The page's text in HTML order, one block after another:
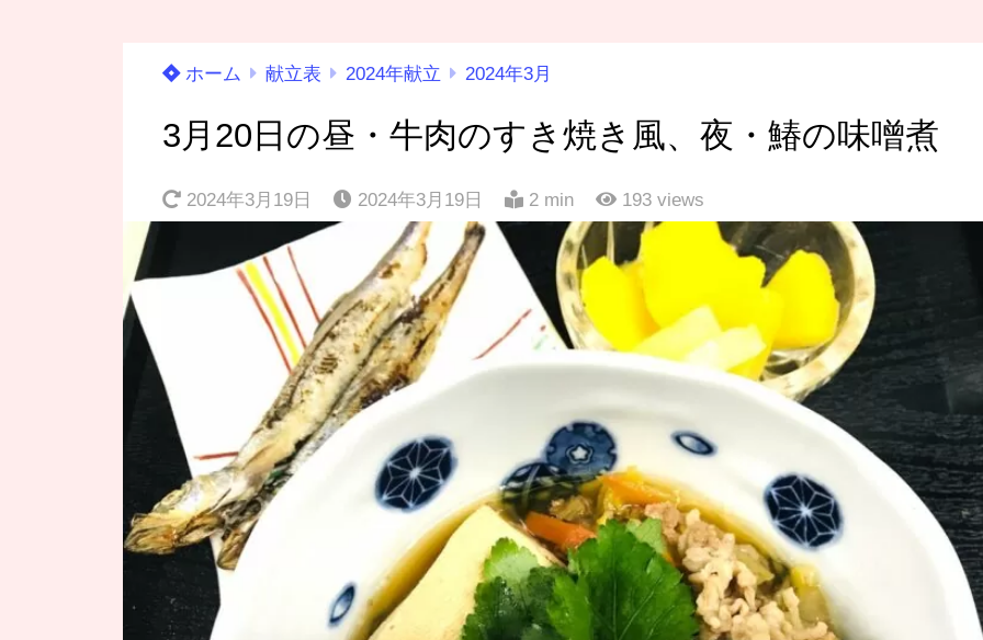
ホーム 献立表 2024年献立 2024年3月
3月20日の昼・牛肉のすき焼き風、夜・鰆の味噌煮
2024年3月19日 2024年3月19日 2 min 193 views